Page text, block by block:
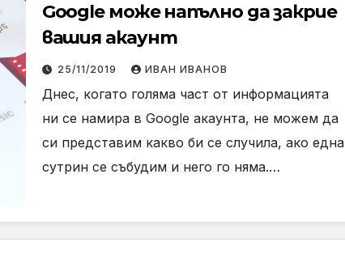
Google може напълно да закрие
вашия акаунт
25/11/2019 ИВАН ИВАНОВ
Днес, когато голяма част от информацията
ни се намира в Google акаунта, не можем да
си представим какво би се случила, ако една
сутрин се събудим и него го няма.…